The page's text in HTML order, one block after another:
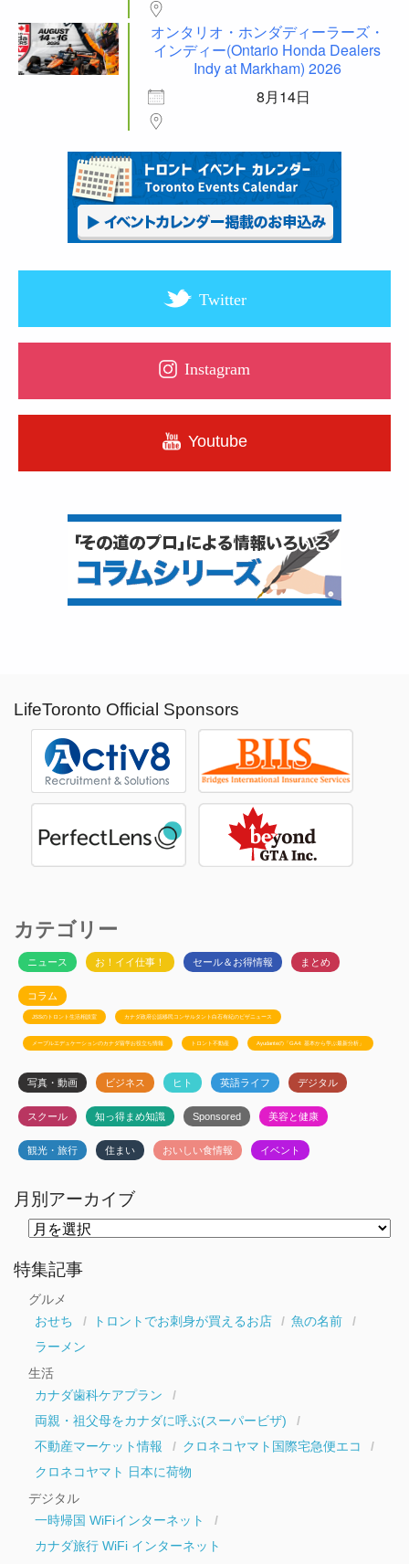
オンタリオ・ホンダディーラーズ・
インディー(Ontario Honda Dealers
Indy at Markham) 2026
8月14日
Twitter
Instagram
Youtube
LifeToronto Official Sponsors
カテゴリー
ニュース お！イイ仕事！ セール＆お得情報 まとめ
コラム
JSSのトロント生活相談室 カナダ政府公認移民コンサルタント白石有紀のビザニュース
メープルエデュケーションのカナダ留学お役立ち情報 トロント不動産 Ayudanteの「GA4: 基本から学ぶ最新分析」
写真・動画 ビジネス ヒト 英語ライフ デジタル
スクール 知っ得まめ知識 Sponsored 美容と健康
観光・旅行 住まい おいしい食情報 イベント
月別アーカイブ
ー
カ
特集記事
グルメ
おせち
トロントでお刺身が買えるお店
魚の名前
ラーメン
生活
カナダ歯科ケアプラン
両親・祖父母をカナダに呼ぶ(スーパービザ)
不動産マーケット情報
クロネコヤマト国際宅急便エコ
クロネコヤマト 日本に荷物
デジタル
一時帰国 WiFiインターネット
カナダ旅行 WiFi インターネット